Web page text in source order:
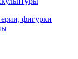
фигурки